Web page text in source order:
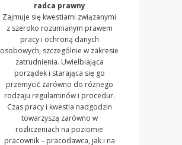
radca prawny
Zajmuje się kwestiami związanymi
z szeroko rozumianym prawem
pracy i ochroną danych
osobowych, szczególnie w zakresie
zatrudnienia. Uwielbiająca
porządek i starająca się go
przemycić zarówno do różnego
rodzaju regulaminów i procedur.
Czas pracy i kwestia nadgodzin
towarzyszą zarówno w
rozliczeniach na poziomie
pracownik – pracodawca, jak i na